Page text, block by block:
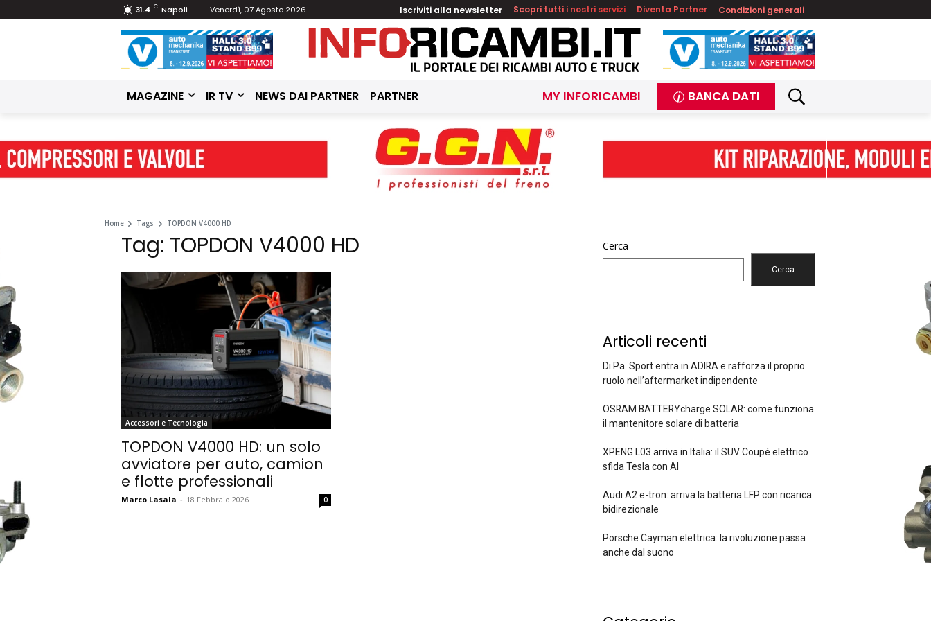
31.4 C Napoli Venerdì, 07 Agosto 2026 Iscriviti alla newsletter Scopri tutti i nostri servizi Diventa Partner Condizioni generali
MAGAZINE IR TV NEWS DAI PARTNER PARTNER MY INFORICAMBI BANCA DATI
Home Tags TOPDON V4000 HD
Tag: TOPDON V4000 HD
Accessori e Tecnologia
TOPDON V4000 HD: un solo
avviatore per auto, camion
e flotte professionali
Marco Lasala - 18 Febbraio 2026 0
Cerca
Cerca
Articoli recenti
Di.Pa. Sport entra in ADIRA e rafforza il proprio
ruolo nell’aftermarket indipendente
OSRAM BATTERYcharge SOLAR: come funziona
il mantenitore solare di batteria
XPENG L03 arriva in Italia: il SUV Coupé elettrico
sfida Tesla con AI
Audi A2 e-tron: arriva la batteria LFP con ricarica
bidirezionale
Porsche Cayman elettrica: la rivoluzione passa
anche dal suono